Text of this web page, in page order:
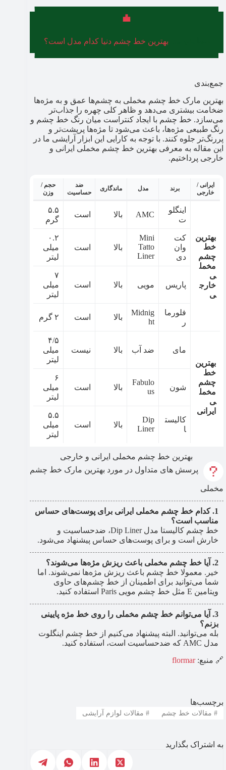
بهترین خط چشم دنیا کدام مدل است؟
جمع‌بندی
بهترین مارک خط چشم مخملی به چشم‌ها عمق و به مژه‌ها
ضخامت بیشتری می‌دهد و ظاهر کلی چهره را جذاب‌تر
می‌سازد. خط چشم با ایجاد کنتراست میان رنگ خط چشم و
رنگ طبیعی مژه‌ها، باعث می‌شود تا مژه‌ها پرپشت‌تر و
پررنگ‌تر جلوه کنند. با توجه به کارایی این ابزار آرایشی ما در
این مقاله به معرفی بهترین خط چشم مخملی ایرانی و
خارجی پرداختیم.
ایرانی /
خارجی
برند مدل ماندگاری
ضد
حساسیت
حجم /
وزن
بهترین
خط
چشم
مخمل
ی
خارج
ی
اینگلو
ت
AMC بالا است
۵.۵
گرم
کت
وان
دی
Mini
Tatto
Liner
بالا است
۰.۲
میلی
لیتر
پاریس مویی بالا است
۷
میلی
لیتر
فلورما
ر
Midnig
ht
بالا است ۲ گرم
بهترین
خط
چشم
مخمل
ی
ایرانی
مای ضد آب بالا نیست
۴/۵
میلی
لیتر
شون
Fabulo
us
بالا است
۶
میلی
لیتر
کالیست
ا
Dip
Liner
بالا است
۵.۵
میلی
لیتر
بهترین خط چشم مخملی ایرانی و خارجی
پرسش های متداول در مورد بهترین مارک خط چشم
مخملی
کدام خط چشم مخملی ایرانی برای پوست‌های حساس
مناسب است؟
خط چشم کالیستا مدل Dip Liner، ضدحساسیت و
خارش است و برای پوست‌های حساس پیشنهاد می‌شود.
آیا خط چشم مخملی باعث ریزش مژه‌ها می‌شوند؟
خیر. معمولا خط چشم باعث ریزش مژه‌ها نمی‌شوند. اما
شما می‌توانید برای اطمینان از خط چشم‌های حاوی
ویتامین E مثل خط چشم مویی Paris استفاده کنید.
آیا می‌توانم خط چشم مخملی را روی خط مژه پایینی
بزنم؟
بله می‌توانید. البته پیشنهاد می‌کنیم از خط چشم اینگلوت
مدل AMC که ضدحساسیت است، استفاده کنید.
🔗 منبع:flormar
برچسب‌ها
#مقالات خط چشم #مقالات لوازم آرایشی
به اشتراک بگذارید